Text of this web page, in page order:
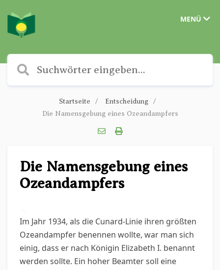
MENÜ
Startseite
Entscheidung
Die Namensgebung eines Ozeandampfers
Die Namensgebung eines
Ozeandampfers
Im Jahr 1934, als die Cunard-Linie ihren größten
Ozeandampfer benennen wollte, war man sich
einig, dass er nach Königin Elizabeth I. benannt
werden sollte. Ein hoher Beamter soll eine